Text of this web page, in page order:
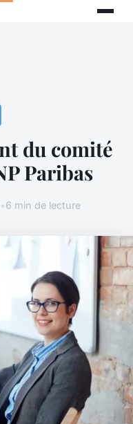
du comité
Paribas
•6 min de lecture